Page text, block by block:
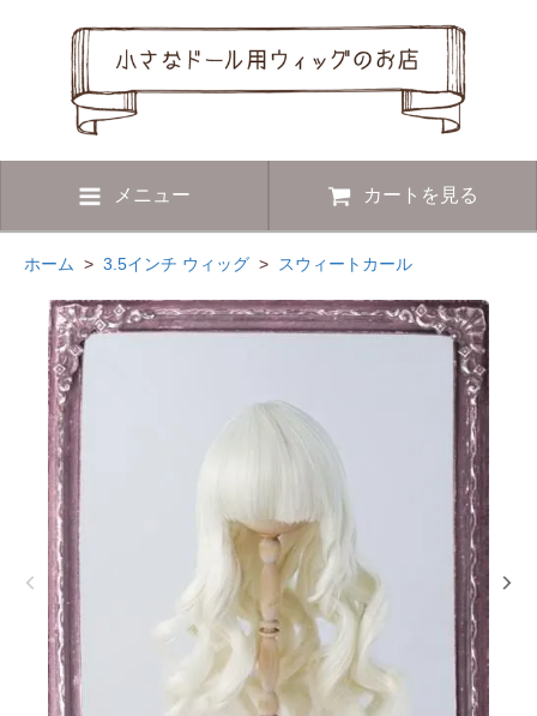
メニュー カートを見る
ホーム > 3.5インチ ウィッグ > スウィートカール